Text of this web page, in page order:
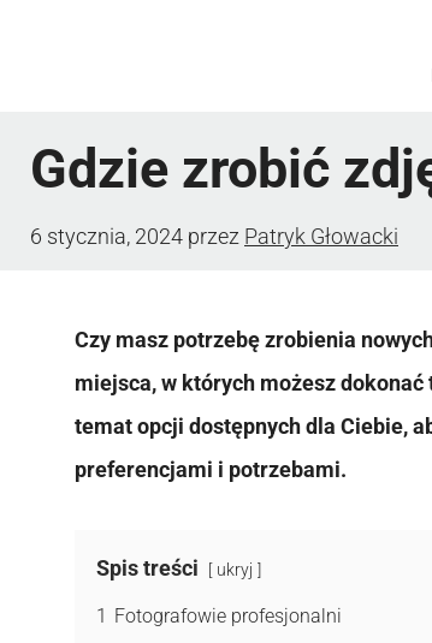
Gdzie zrobić
6 stycznia, 2024 przez Patryk Głowacki
Czy masz potrzebę zrobienia
miejsca, w których możesz
temat opcji dostępnych dla Ciebie,
preferencjami i potrzebami.
Spis treści ukryj
1 Fotografowie profesjonalni